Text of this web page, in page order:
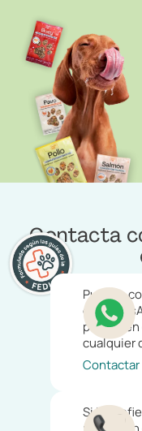
Contacta
Puedes
de
pondrá
cualquier
Contactar
Si lo